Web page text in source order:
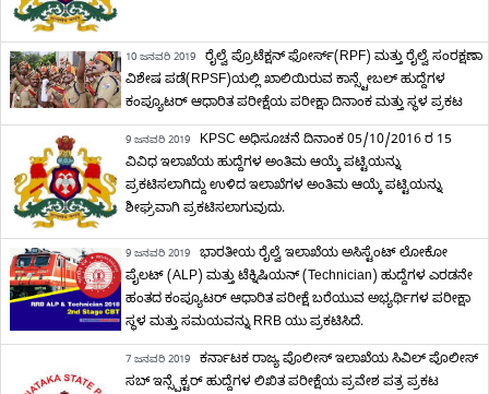
10 ಜನವರಿ 2019
ರೈಲ್ವೆ ಪ್ರೊಟೆಕ್ಷನ್ ಫೋರ್ಸ್(RPF) ಮತ್ತು ರೈಲ್ವೆ ಸಂರಕ್ಷಣಾ
ವಿಶೇಷ ಪಡೆ(RPSF)ಯಲ್ಲಿ ಖಾಲಿಯಿರುವ ಕಾನ್ಸ್ಟೇಬಲ್ ಹುದ್ದೆಗಳ
ಕಂಪ್ಯೂಟರ್ ಆಧಾರಿತ ಪರೀಕ್ಷೆಯ ಪರೀಕ್ಷಾ ದಿನಾಂಕ ಮತ್ತು ಸ್ಥಳ ಪ್ರಕಟ
9 ಜನವರಿ 2019
KPSC ಅಧಿಸೂಚನೆ ದಿನಾಂಕ 05/10/2016 ರ 15
ವಿವಿಧ ಇಲಾಖೆಯ ಹುದ್ದೆಗಳ ಅಂತಿಮ ಆಯ್ಕೆ ಪಟ್ಟಿಯನ್ನು
ಪ್ರಕಟಿಸಲಾಗಿದ್ದು ಉಳಿದ ಇಲಾಖೆಗಳ ಅಂತಿಮ ಆಯ್ಕೆ ಪಟ್ಟಿಯನ್ನು
ಶೀಘ್ರವಾಗಿ ಪ್ರಕಟಿಸಲಾಗುವುದು.
9 ಜನವರಿ 2019
ಭಾರತೀಯ ರೈಲ್ವೆ ಇಲಾಖೆಯ ಅಸಿಸ್ಟೆಂಟ್ ಲೋಕೋ
ಪೈಲಟ್ (ALP) ಮತ್ತು ಟೆಕ್ನಿಷಿಯನ್ (Technician) ಹುದ್ದೆಗಳ ಎರಡನೇ
ಹಂತದ ಕಂಪ್ಯೂಟರ್ ಆಧಾರಿತ ಪರೀಕ್ಷೆ ಬರೆಯುವ ಅಭ್ಯರ್ಥಿಗಳ ಪರೀಕ್ಷಾ
ಸ್ಥಳ ಮತ್ತು ಸಮಯವನ್ನು RRB ಯು ಪ್ರಕಟಿಸಿದೆ.
7 ಜನವರಿ 2019
ಕರ್ನಾಟಕ ರಾಜ್ಯ ಪೊಲೀಸ್ ಇಲಾಖೆಯ ಸಿವಿಲ್ ಪೊಲೀಸ್
ಸಬ್ ಇನ್ಸ್ಪೆಕ್ಟರ್ ಹುದ್ದೆಗಳ ಲಿಖಿತ ಪರೀಕ್ಷೆಯ ಪ್ರವೇಶ ಪತ್ರ ಪ್ರಕಟ